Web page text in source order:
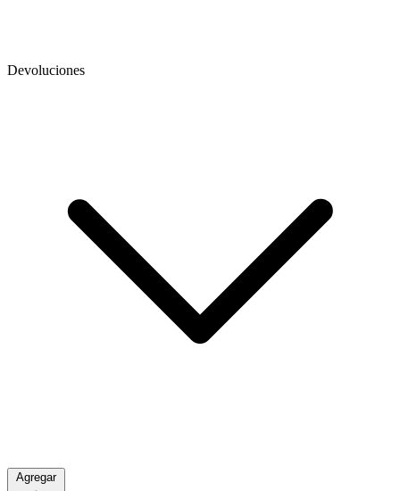
Devoluciones
Agregar